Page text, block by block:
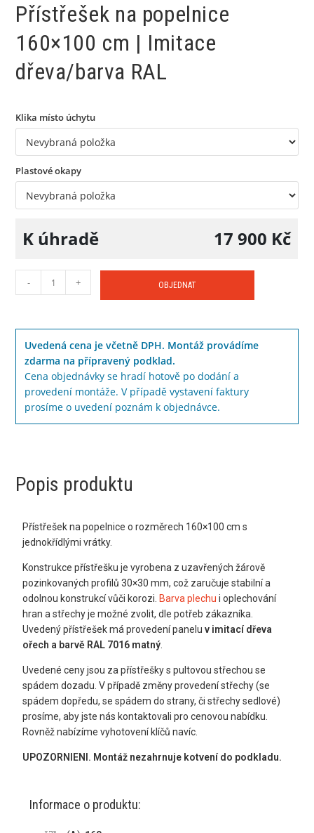
Přístřešek na popelnice
160×100 cm | Imitace
dřeva/barva RAL
Klika místo úchytu
Plastové okapy
K úhradě 17 900 Kč
- + OBJEDNAT
Uvedená cena je včetně DPH. Montáž provádíme
zdarma na přípravený podklad.
Cena objednávky se hradí hotově po dodání a
provedení montáže. V případě vystavení faktury
prosíme o uvedení poznám k objednávce.
Popis produktu
Přístřešek na popelnice o rozměrech 160×100 cm s
jednokřídlými vrátky.
Konstrukce přístřešku je vyrobena z uzavřených žárově
pozinkovaných profilů 30×30 mm, což zaručuje stabilní a
odolnou konstrukcí vůči korozi. Barva plechu i oplechování
hran a střechy je možné zvolit, dle potřeb zákazníka.
Uvedený přístřešek má provedení paneluv imitací dřeva
ořech a barvě RAL 7016 matný.
Uvedené ceny jsou za přístřešky s pultovou střechou se
spádem dozadu. V případě změny provedení střechy (se
spádem dopředu, se spádem do strany, či střechy sedlové)
prosíme, aby jste nás kontaktovali pro cenovou nabídku.
Rovněž nabízíme vyhotovení klíčů navíc.
UPOZORNIENI. Montáž nezahrnuje kotvení do podkladu.
Informace o produktu: